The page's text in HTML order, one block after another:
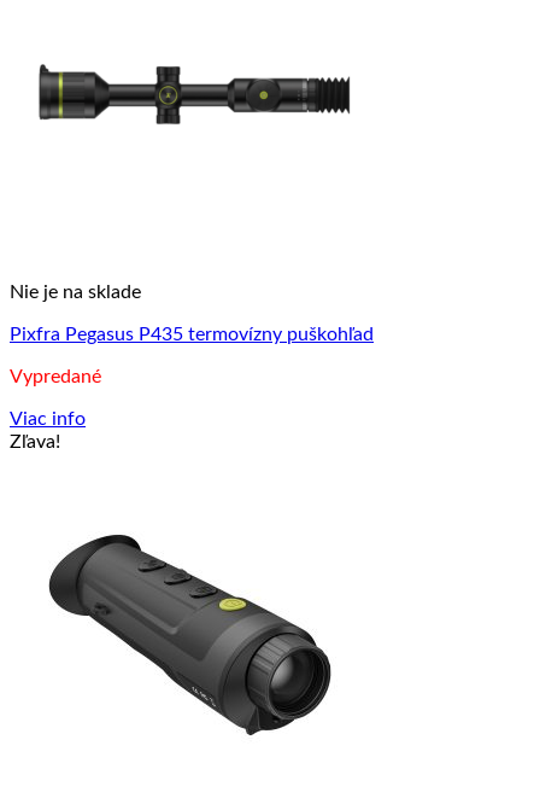
Nie je na sklade
Pixfra Pegasus P435 termovízny puškohľad
Vypredané
Viac info
Zľava!